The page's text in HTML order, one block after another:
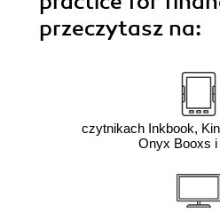
przeczytasz na:
czytnikach Inkbook,
Onyx Booxs